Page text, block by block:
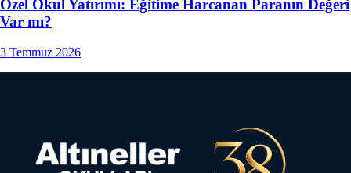
Özel Okul Yatırımı: Eğitime Harcanan Paranın Değeri
Var mı?
3 Temmuz 2026